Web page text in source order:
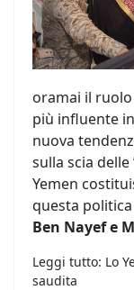
oramai il
più influente
nuova
sulla scia delle
Yemen
questa politica
Ben Nayef e
Leggi tutto: Lo
saudita